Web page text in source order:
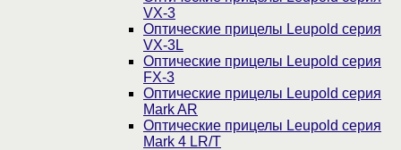
VX-3
Оптические прицелы Leupold серия
VX-3L
Оптические прицелы Leupold серия
FX-3
Оптические прицелы Leupold серия
Mark AR
Оптические прицелы Leupold серия
Mark 4 LR/T